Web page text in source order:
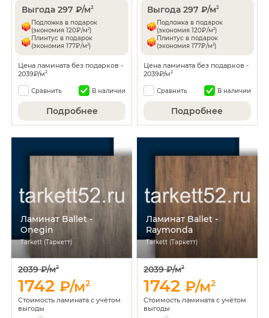
Выгода 297 ₽/м2
Подложка в подарок
(экономия 120₽/м2)
Плинтус в подарок
(экономия 177₽/м2)
Цена ламината без подарков -
2039₽/м2
Сравнить В наличии
Подробнее
Выгода 297 ₽/м2
Подложка в подарок
(экономия 120₽/м2)
Плинтус в подарок
(экономия 177₽/м2)
Цена ламината без подарков -
2039₽/м2
Сравнить В наличии
Подробнее
Ламинат Ballet -
Onegin
Tarkett (Таркетт)
2039 ₽/м2
1742₽/м2
Стоимость ламината с учётом
выгоды
Ламинат Ballet -
Raymonda
Tarkett (Таркетт)
2039 ₽/м2
1742₽/м2
Стоимость ламината с учётом
выгоды